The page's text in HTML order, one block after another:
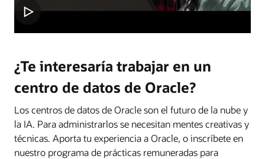
¿Te interesaría trabajar en un
centro de datos de Oracle?
Los centros de datos de Oracle son el futuro de la nube y
la IA. Para administrarlos se necesitan mentes creativas y
técnicas. Aporta tu experiencia a Oracle, o inscríbete en
nuestro programa de prácticas remuneradas para